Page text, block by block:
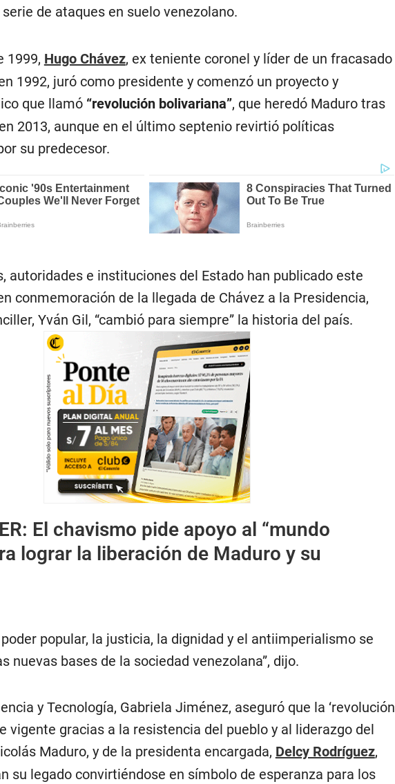
de ataques en suelo venezolano.
1999, Hugo Chávez, ex teniente coronel y líder de un fracasado
1992, juró como presidente y comenzó un proyecto y
que llamó “revolución bolivariana”, que heredó Maduro tras
2013, aunque en el último septenio revirtió políticas
su predecesor.
autoridades e instituciones del Estado han publicado este
conmemoración de la llegada de Chávez a la Presidencia,
Yván Gil, “cambió para siempre” la historia del país.
El chavismo pide apoyo al “mundo
lograr la liberación de Maduro y su
poder popular, la justicia, la dignidad y el antiimperialismo se
nuevas bases de la sociedad venezolana”, dijo.
y Tecnología, Gabriela Jiménez, aseguró que la ‘revolución
vigente gracias a la resistencia del pueblo y al liderazgo del
Maduro, y de la presidenta encargada, Delcy Rodríguez,
su legado convirtiéndose en símbolo de esperanza para los